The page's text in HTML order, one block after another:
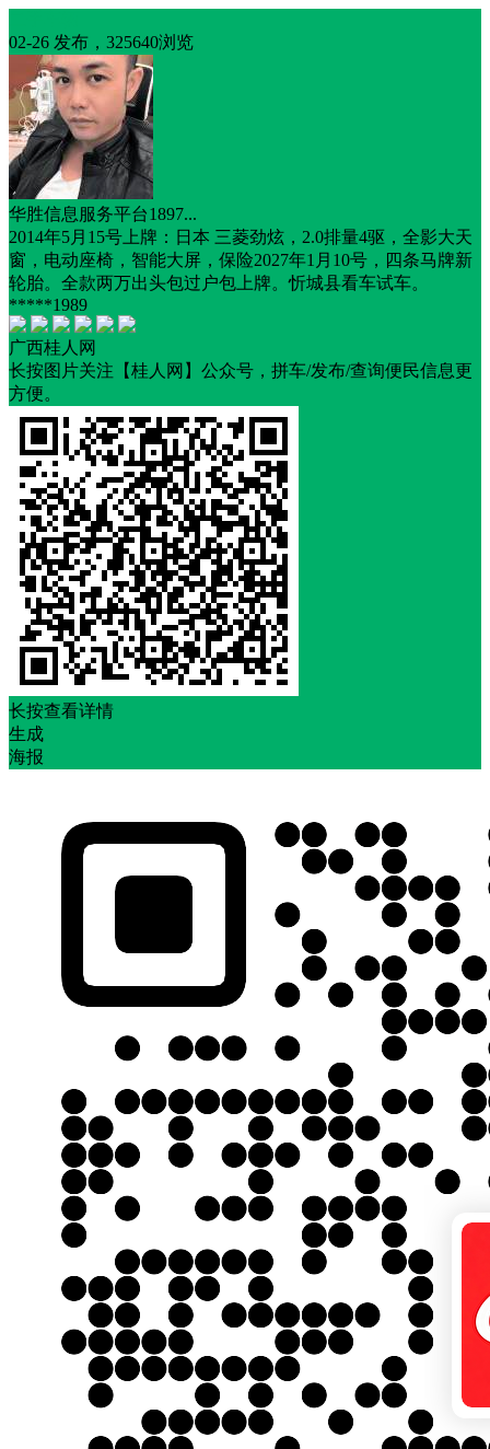
02-26 发布，325640浏览
华胜信息服务平台1897...
2014年5月15号上牌：日本 三菱劲炫，2.0排量4驱，全影大天
窗，电动座椅，智能大屏，保险2027年1月10号，四条马牌新
轮胎。全款两万出头包过户包上牌。忻城县看车试车。
*****1989
广西桂人网
长按图片关注【桂人网】公众号，拼车/发布/查询便民信息更
方便。
长按查看详情
生成
海报